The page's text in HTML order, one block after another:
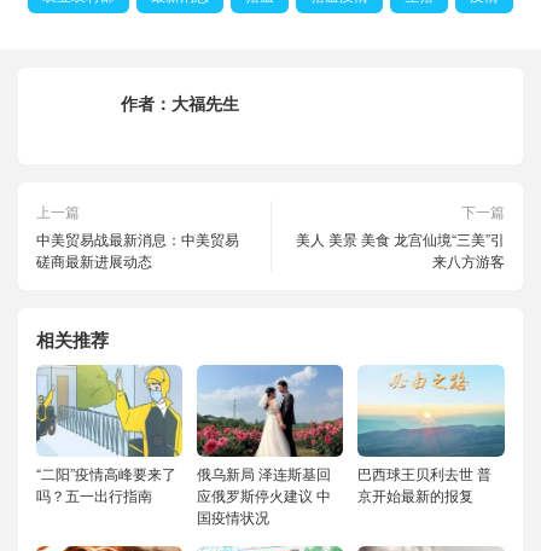
作者： 大福先生
上一篇
中美贸易战最新消息：中美贸易
磋商最新进展动态
下一篇
美人 美景 美食 龙宫仙境“三美”引
来八方游客
相关推荐
“二阳”疫情高峰要来了
吗？五一出行指南
俄乌新局 泽连斯基回
应俄罗斯停火建议 中
国疫情状况
巴西球王贝利去世 普
京开始最新的报复